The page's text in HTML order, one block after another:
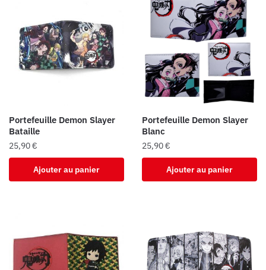
Portefeuille Demon Slayer
Bataille
25,90€
Ajouter au panier
Portefeuille Demon Slayer
Blanc
25,90€
Ajouter au panier